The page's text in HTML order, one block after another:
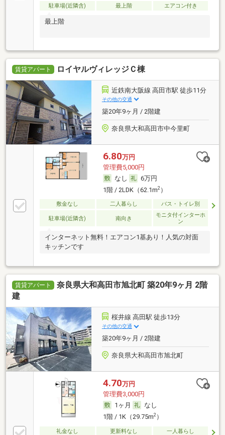
駐車場(近隣含)
最上階 エアコン付き
最上階
賃貸アパート ロイヤルヴィレッジＣ棟
近鉄南大阪線 高田市駅 徒歩11分
その他の交通
築20年9ヶ月 / 2階建
奈良県大和高田市中今里町
6.80万円
管理費5,000円
なし
6万円
1階 / 2LDK（62.1m2）
敷金なし 二人暮らし バス・トイレ別
駐車場(近隣含) 南向き
モニタ付インターホ
ン
インターネット無料！エアコン1基あり！人気の対面
キッチンです
賃貸アパート
奈良県大和高田市旭北町 築20年9ヶ月 2階
建
桜井線 高田駅 徒歩13分
その他の交通
築20年9ヶ月 / 2階建
奈良県大和高田市旭北町
4.70万円
管理費3,000円
1ヶ月
なし
1階 / 1K（29.75m2）
礼金なし 更新料なし 一人暮らし